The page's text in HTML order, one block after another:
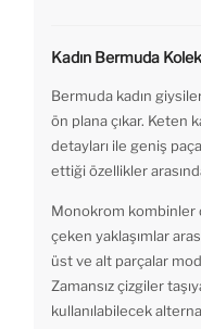
Kadın Bermuda
Bermuda kadın
ön plana çıkar. Keten
detayları ile geniş
ettiği özellikler
Monokrom kombinler
çeken yaklaşımlar
üst ve alt parçalar
Zamansız çizgiler
kullanılabilecek